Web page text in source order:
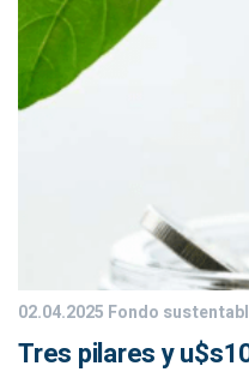
02.04.2025 Fondo
Tres pilares y